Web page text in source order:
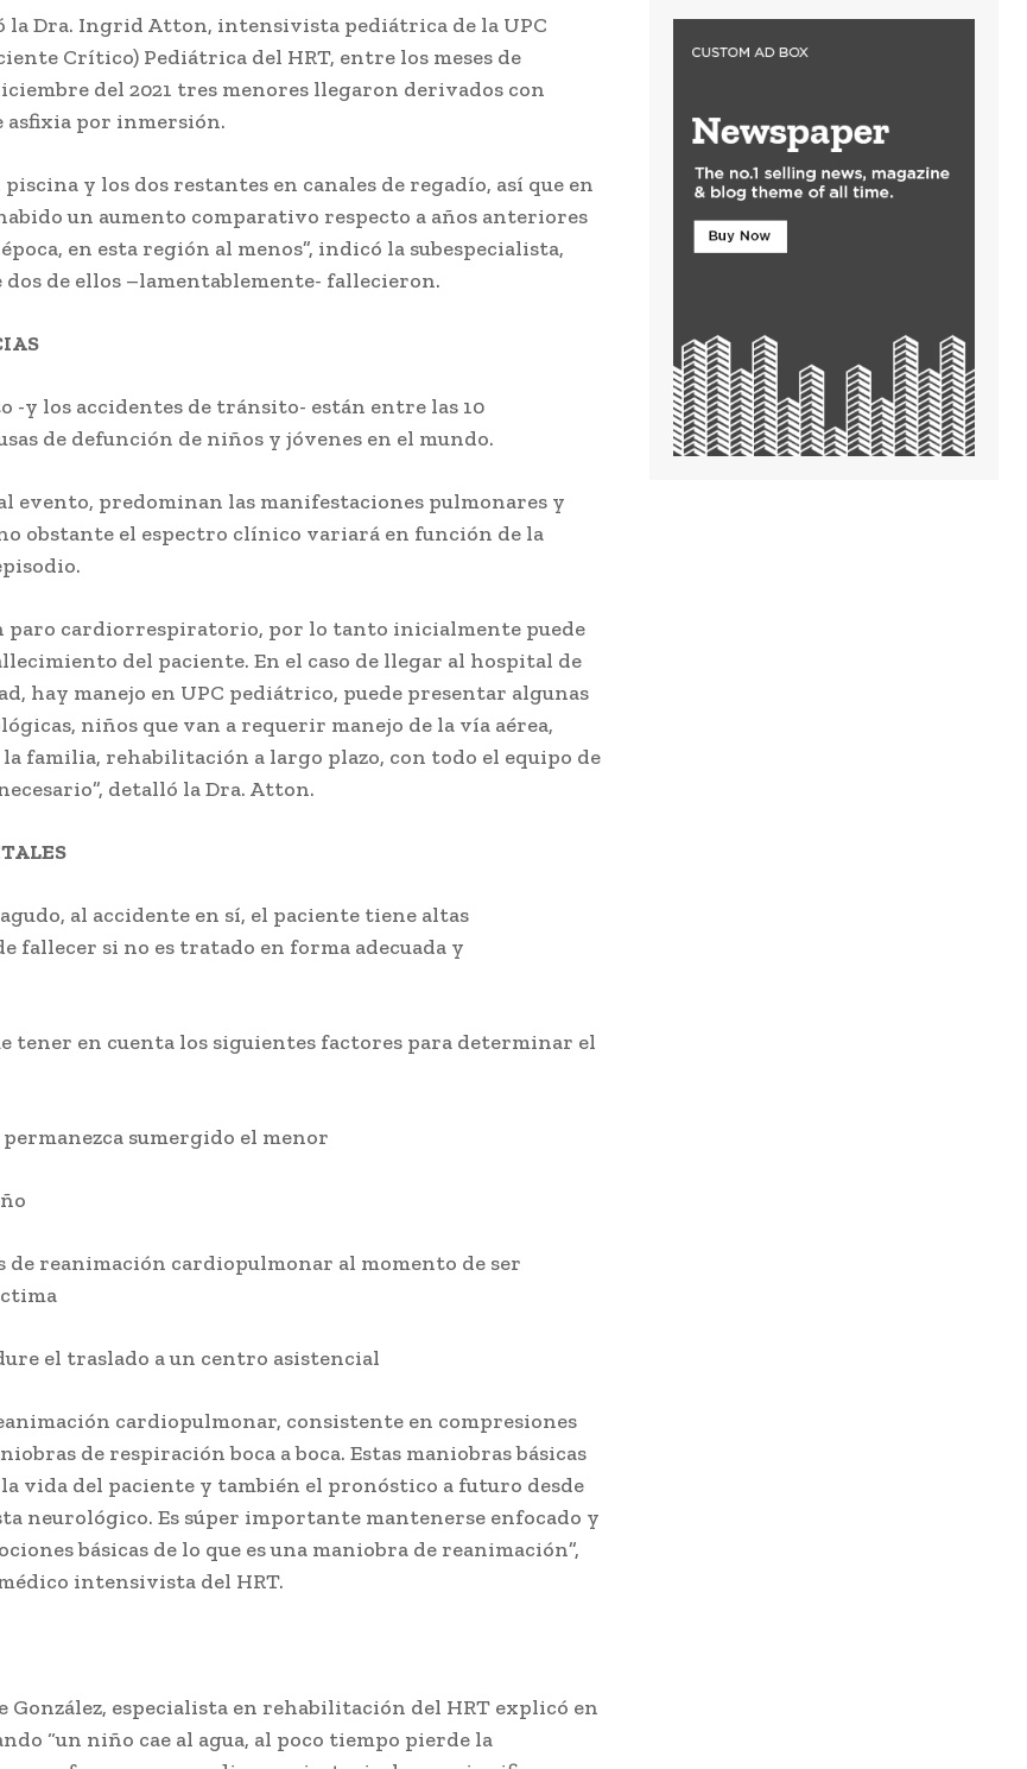
la Dra. Ingrid Atton, intensivista pediátrica de la UPC
Crítico) Pediátrica del HRT, entre los meses de
del 2021 tres menores llegaron derivados con
asfixia por inmersión.
y los dos restantes en canales de regadío, así que en
un aumento comparativo respecto a años anteriores
en esta región al menos”, indicó la subespecialista,
dos de ellos –lamentablemente- fallecieron.
-y los accidentes de tránsito- están entre las 10
de defunción de niños y jóvenes en el mundo.
evento, predominan las manifestaciones pulmonares y
obstante el espectro clínico variará en función de la
paro cardiorrespiratorio, por lo tanto inicialmente puede
del paciente. En el caso de llegar al hospital de
hay manejo en UPC pediátrico, puede presentar algunas
niños que van a requerir manejo de la vía aérea,
familia, rehabilitación a largo plazo, con todo el equipo de
detalló la Dra. Atton.
al accidente en sí, el paciente tiene altas
fallecer si no es tratado en forma adecuada y
tener en cuenta los siguientes factores para determinar el
sumergido el menor
de reanimación cardiopulmonar al momento de ser
el traslado a un centro asistencial
cardiopulmonar, consistente en compresiones
de respiración boca a boca. Estas maniobras básicas
vida del paciente y también el pronóstico a futuro desde
neurológico. Es súper importante mantenerse enfocado y
básicas de lo que es una maniobra de reanimación”,
intensivista del HRT.
González, especialista en rehabilitación del HRT explicó en
“un niño cae al agua, al poco tiempo pierde la